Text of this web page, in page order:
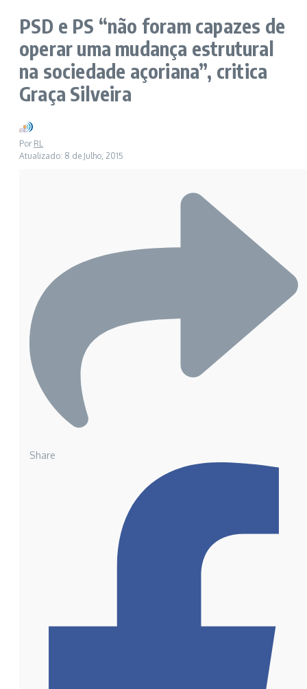
PSD e PS “não foram capazes de
operar uma mudança estrutural
na sociedade açoriana”, critica
Graça Silveira
Por RL
Atualizado: 8 de Julho, 2015
Share